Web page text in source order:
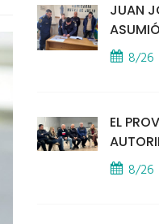
JUAN
LA 8/26
EL
8/26